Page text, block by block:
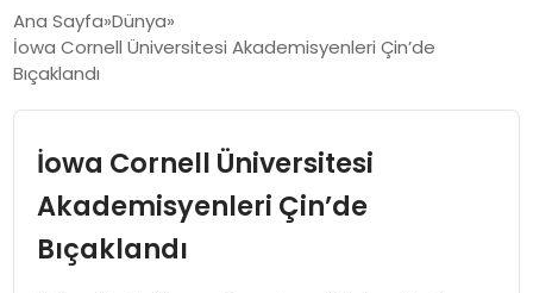
GÜNDEM
İDEAL SPOR
Ana Sayfa Dünya
İowa Cornell Üniversitesi Akademisyenleri Çin’de
Bıçaklandı
İowa Cornell Üniversitesi
Akademisyenleri Çin’de
Bıçaklandı